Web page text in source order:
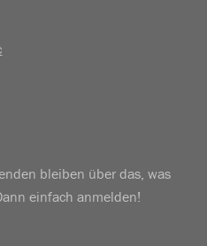
bleiben über das, was
einfach anmelden!